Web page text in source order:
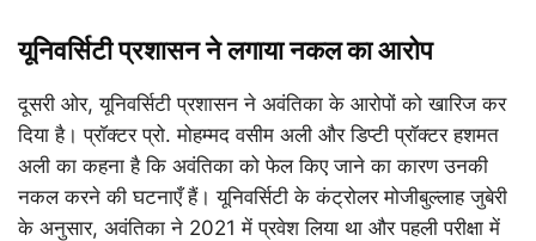
यूनिवर्सिटी प्रशासन ने लगाया नकल का आरोप
दूसरी ओर, यूनिवर्सिटी प्रशासन ने अवंतिका के आरोपों को खारिज कर
दिया है। प्रॉक्टर प्रो. मोहम्मद वसीम अली और डिप्टी प्रॉक्टर हशमत
अली का कहना है कि अवंतिका को फेल किए जाने का कारण उनकी
नकल करने की घटनाएँ हैं। यूनिवर्सिटी के कंट्रोलर मोजीबुल्लाह जुबेरी
के अनुसार, अवंतिका ने 2021 में प्रवेश लिया था और पहली परीक्षा में